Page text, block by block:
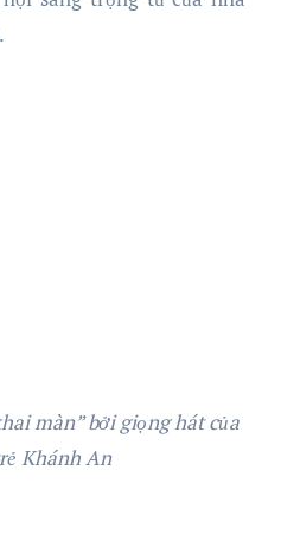
màn”bởi giọng hát của
Khánh An